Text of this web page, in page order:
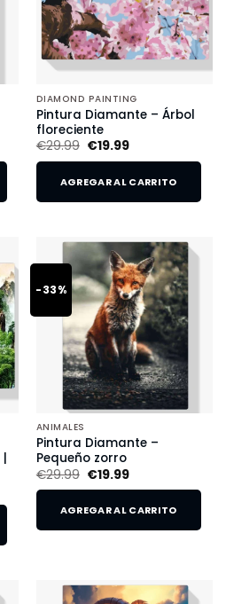
DIAMOND PAINTING
Pintura Diamante – Árbol
floreciente
€29.99 €19.99
AGREGAR AL CARRITO
-33%
ANIMALES
Pintura Diamante –
Pequeño zorro
€29.99 €19.99
AGREGAR AL CARRITO